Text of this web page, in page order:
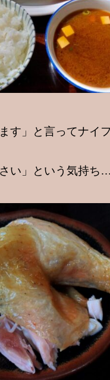
す」と言ってナイ
さい」という気持ち…